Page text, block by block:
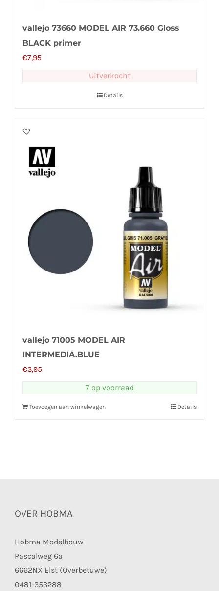
vallejo 73660 MODEL AIR 73.660 Gloss
BLACK primer
€7,95
Uitverkocht
Details
vallejo 71005 MODEL AIR
INTERMEDIA.BLUE
€3,95
7 op voorraad
Toevoegen aan winkelwagen Details
OVER HOBMA
Hobma Modelbouw
Pascalweg 6a
6662NX Elst (Overbetuwe)
0481-353288